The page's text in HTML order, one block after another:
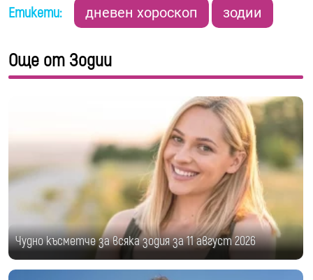
Етикети: дневен хороскоп зодии
Още от Зодии
Чудно късметче за всяка зодия за 11 август 2026